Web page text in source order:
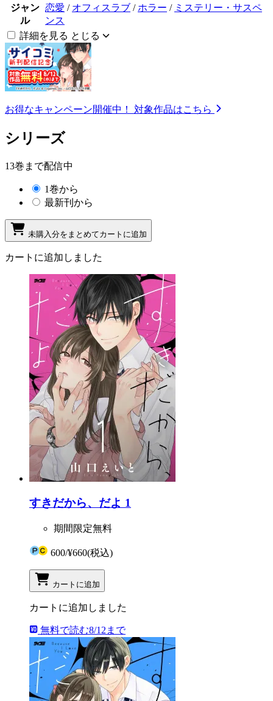
ジャン
ル
恋愛 / オフィスラブ / ホラー / ミステリー・サスペ
ンス
詳細を見る とじる
お得なキャンペーン開催中！ 対象作品はこちら
シリーズ
13巻まで配信中
1巻から
最新刊から
未購入分をまとめてカートに追加
カートに追加しました
すきだから、だよ 1
期間限定無料
600/¥660(税込)
カートに追加
カートに追加しました
無料で読む8/12まで